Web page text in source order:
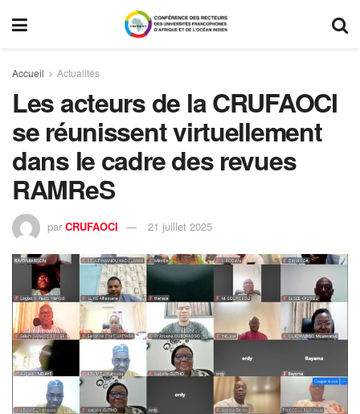
Accueil Actualités
Les acteurs de la CRUFAOCI
se réunissent virtuellement
dans le cadre des revues
RAMReS
par CRUFAOCI 21 juillet 2025